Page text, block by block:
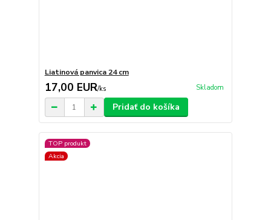
Liatinová panvica 24 cm
17,00 EUR/ks Skladom
Pridať do košíka
TOP produkt
Akcia